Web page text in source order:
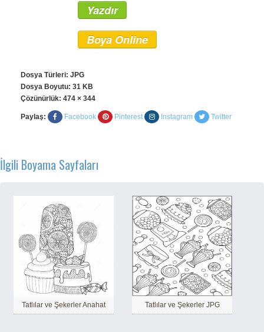
Yazdır
Boya Online
Dosya Türleri: JPG
Dosya Boyutu: 31 KB
Çözünürlük: 474 × 344
Paylaş: Facebook Pinterest Instagram Twitter
İlgili Boyama Sayfaları
Tatlılar ve Şekerler Anahat Tatlılar ve Şekerler JPG